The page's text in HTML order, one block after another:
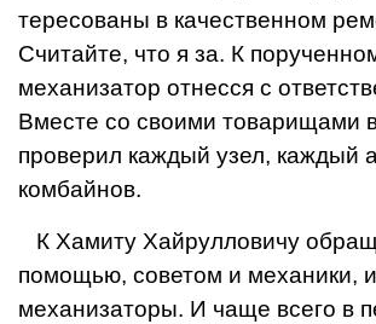
тересованы в качественном
Считайте, что я за. К
механизатор отнесся с
Вместе со своими товарищами
про­верил каждый узел, каждый
комбайнов.
К Хамиту Хайрулловичу
помощью, советом и механики,
механизаторы. И чаще всего в